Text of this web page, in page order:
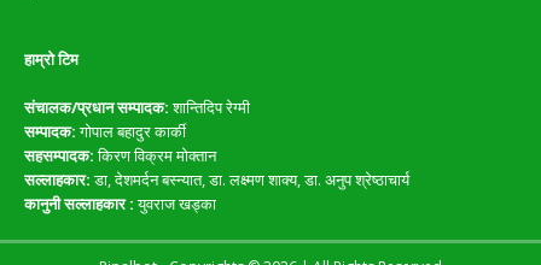
हाम्रो टिम
संचालक/प्रधान सम्पादक:शान्तिदिप रेग्मी
सम्पादक:गोपाल बहादुर कार्की
सहसम्पादक:किरण विक्रम मोक्तान
सल्लाहकार:डा, देशमर्दन बस्न्यात, डा. लक्ष्मण शाक्य, डा. अनुप श्रेष्ठाचार्य
कानुनी सल्लाहकार :युवराज खड्का